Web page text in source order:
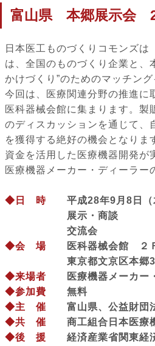
富山県 本郷展示会
日本医工ものづくりコモンズ
は、全国のものづくり企業と、
かけづくり”のためのマッチン
今回は、医療関連分野の推進に
医科器械会館に集まります。
のディスカッションを通じて、
を獲得する絶好の機会となり
資金を活用した医療機器開発が
医療機器メーカー・ディーラ
◆日 時 平成28年9月8日（
展示・商談
交流会
◆会 場 医科器械会館 ２Ｆ
東京都文京区本
◆来場者
医療機器メーカー
◆参加費
無料
◆主 催 富山県、公益財団
◆共 催 商工組合日本医療
◆後 援 経済産業省関東経